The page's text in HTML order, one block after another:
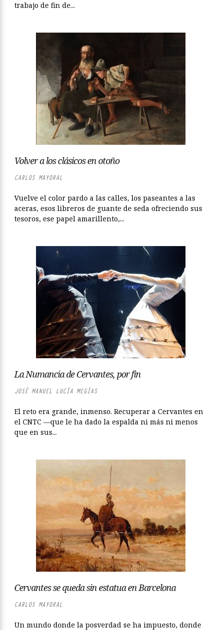
trabajo de fin de...
Volver a los clásicos en otoño
CARLOS MAYORAL
Vuelve el color pardo a las calles, los paseantes a las
aceras, esos libreros de guante de seda ofreciendo sus
tesoros, ese papel amarillento,...
La Numancia de Cervantes, por fin
JOSÉ MANUEL LUCÍA MEGÍAS
El reto era grande, inmenso. Recuperar a Cervantes en
el CNTC —que le ha dado la espalda ni más ni menos
que en sus...
Cervantes se queda sin estatua en Barcelona
CARLOS MAYORAL
Un mundo donde la posverdad se ha impuesto, donde